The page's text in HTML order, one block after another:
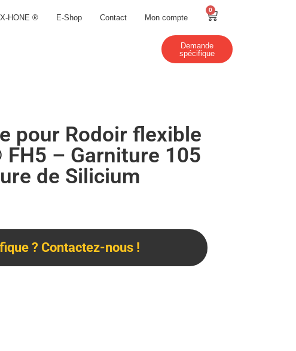
HONE ® E-Shop Contact Mon compte
0
Demande
spécifique
pour Rodoir flexible
FH5 – Garniture 105
de Silicium
? Contactez-nous !